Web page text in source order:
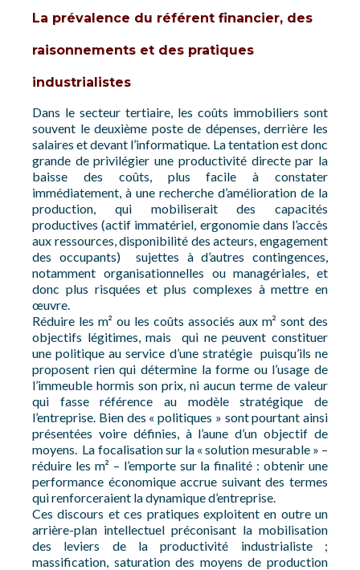
La prévalence du référent financier, des
raisonnements et des pratiques
industrialistes
Dans le secteur tertiaire, les coûts immobiliers sont
souvent le deuxième poste de dépenses, derrière les
salaires et devant l’informatique. La tentation est donc
grande de privilégier une productivité directe par la
baisse des coûts, plus facile à constater
immédiatement, à une recherche d’amélioration de la
production, qui mobiliserait des capacités
productives (actif immatériel, ergonomie dans l’accès
aux ressources, disponibilité des acteurs, engagement
des occupants) sujettes à d’autres contingences,
notamment organisationnelles ou managériales, et
donc plus risquées et plus complexes à mettre en
œuvre.
Réduire les m² ou les coûts associés aux m² sont des
objectifs légitimes, mais qui ne peuvent constituer
une politique au service d’une stratégie puisqu’ils ne
proposent rien qui détermine la forme ou l’usage de
l’immeuble hormis son prix, ni aucun terme de valeur
qui fasse référence au modèle stratégique de
l’entreprise. Bien des « politiques » sont pourtant ainsi
présentées voire définies, à l’aune d’un objectif de
moyens. La focalisation sur la « solution mesurable » –
réduire les m² – l’emporte sur la finalité : obtenir une
performance économique accrue suivant des termes
qui renforceraient la dynamique d’entreprise.
Ces discours et ces pratiques exploitent en outre un
arrière-plan intellectuel préconisant la mobilisation
des leviers de la productivité industrialiste ;
massification, saturation des moyens de production